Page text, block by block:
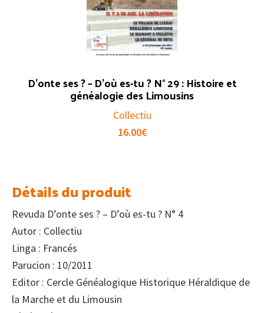
D’onte ses ? – D’où es-tu ? N° 29 : Histoire et
généalogie des Limousins
Collectiu
16.00€
Détails du produit
Revuda D’onte ses ? – D’où es-tu ? N° 4
Autor : Collectiu
Linga : Francés
Parucion : 10/2011
Editor : Cercle Généalogique Historique Héraldique de
la Marche et du Limousin